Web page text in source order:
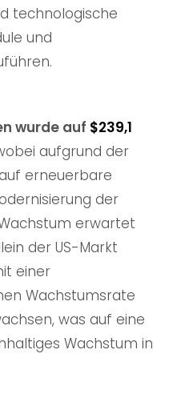
technologische
und
wurde auf $239,1
aufgrund der
erneuerbare
der
erwartet
der US-Markt
einer
Wachstumsrate
was auf eine
Wachstum in